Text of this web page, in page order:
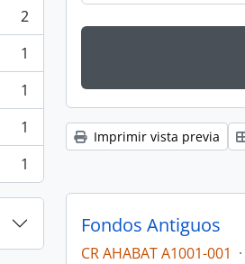
2
1
1
1
1
Imprimir vista previa
Fondos Antiguos
CR AHABAT A1001-001 ·